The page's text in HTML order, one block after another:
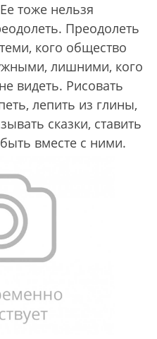
тоже нельзя
Преодолеть
кого общество
лишними, кого
видеть. Рисовать
лепить из глины,
сказки, ставить
вместе с ними.